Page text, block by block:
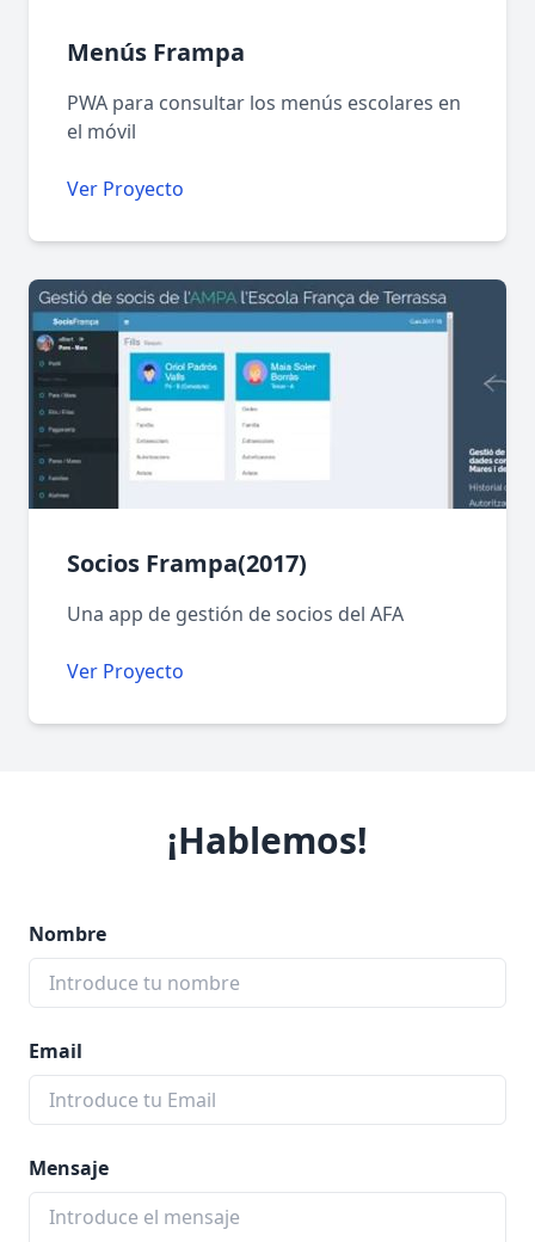
Menús Frampa
PWA para consultar los menús escolares en
el móvil
Ver Proyecto
Socios Frampa(2017)
Una app de gestión de socios del AFA
Ver Proyecto
¡Hablemos!
Nombre
Email
Mensaje